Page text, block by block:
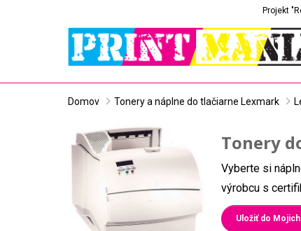
Projekt
Domov Tonery a náplne do tlačiarne Lexmark
Tonery
Vyberte si
výrobcu s
Uložiť do